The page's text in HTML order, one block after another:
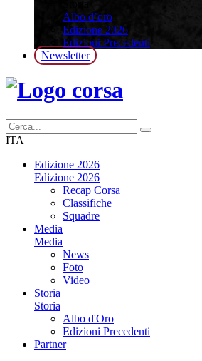
Albo d’oro
Edizione 2026
Edizioni Precedenti
Newsletter
ITA
Edizione 2026
Edizione 2026
Recap Corsa
Classifiche
Squadre
Media
Media
News
Foto
Video
Storia
Storia
Albo d'Oro
Edizioni Precedenti
Partner